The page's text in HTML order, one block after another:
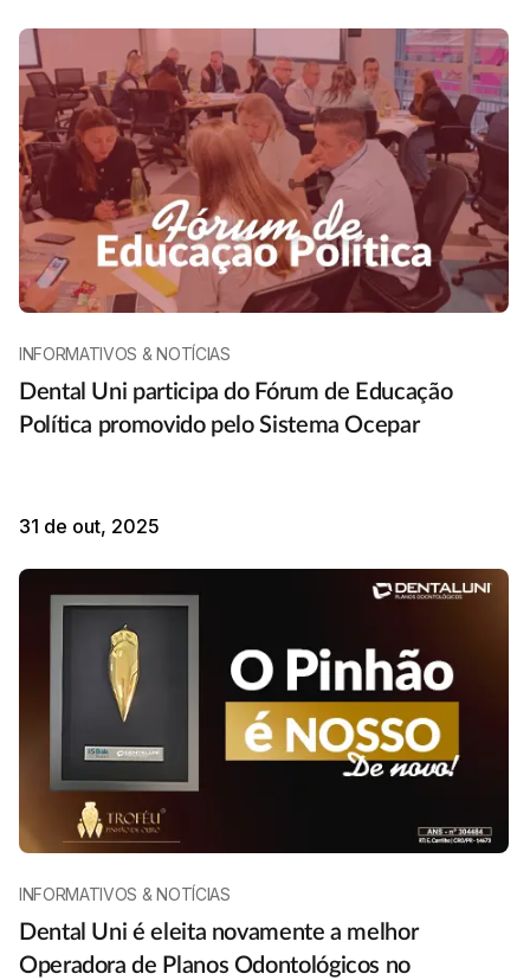
INFORMATIVOS & NOTÍCIAS
Dental Uni participa do Fórum de Educação
Política promovido pelo Sistema Ocepar
31 de out, 2025
INFORMATIVOS & NOTÍCIAS
Dental Uni é eleita novamente a melhor
Operadora de Planos Odontológicos no